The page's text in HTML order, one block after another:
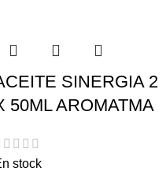
SINERGIA 2
50ML AROMATMA
stock